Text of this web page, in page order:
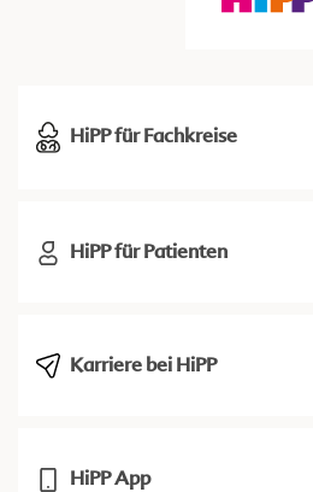
HiPP für Fachkreise
HiPP für Patienten
Karriere bei HiPP
HiPP App